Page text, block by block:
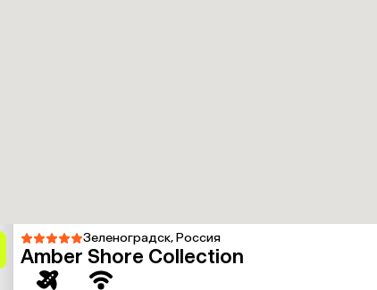
Зеленоградск, Россия
Amber Shore Collection